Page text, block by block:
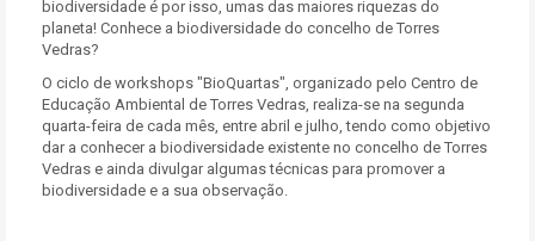
biodiversidade é por isso, umas das maiores riquezas do
planeta! Conhece a biodiversidade do concelho de Torres
Vedras?
O ciclo de workshops "BioQuartas", organizado pelo Centro de
Educação Ambiental de Torres Vedras, realiza-se na segunda
quarta-feira de cada mês, entre abril e julho, tendo como objetivo
dar a conhecer a biodiversidade existente no concelho de Torres
Vedras e ainda divulgar algumas técnicas para promover a
biodiversidade e a sua observação.